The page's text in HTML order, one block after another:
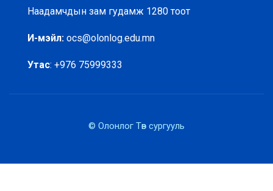
Наадамчдын зам гудамж 1280 тоот
И-мэйл: ocs@olonlog.edu.mn
Утас: +976 75999333
© Олонлог Төв сургууль